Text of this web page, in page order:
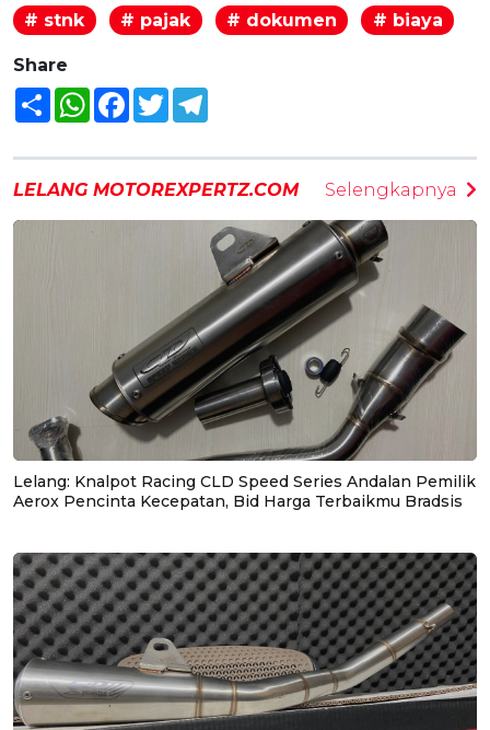
# stnk
# pajak # dokumen # biaya
Share
Share WhatsAppFacebook
Twitter
LELANG MOTOREXPERTZ.COM Selengkapnya
Lelang: Knalpot Racing CLD Speed Series Andalan Pemilik
Aerox Pencinta Kecepatan, Bid Harga Terbaikmu Bradsis